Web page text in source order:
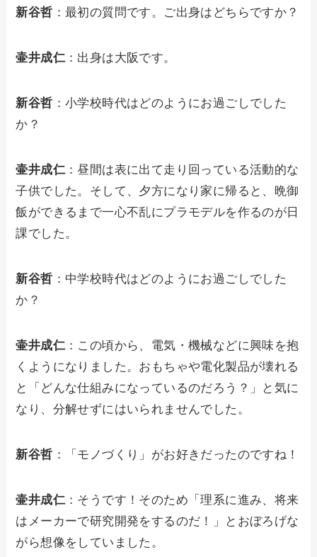
新谷哲 ：最初の質問です。ご出身はどちらですか？
壷井成仁：出身は大阪です。
新谷哲 ：小学校時代はどのようにお過ごしでした
か？
壷井成仁：昼間は表に出て走り回っている活動的な
子供でした。そして、夕方になり家に帰ると、晩御
飯ができるまで一心不乱にプラモデルを作るのが日
課でした。
新谷哲 ：中学校時代はどのようにお過ごしでした
か？
壷井成仁：この頃から、電気・機械などに興味を抱
くようになりました。おもちゃや電化製品が壊れる
と「どんな仕組みになっているのだろう？」と気に
なり、分解せずにはいられませんでした。
新谷哲 ：「モノづくり」がお好きだったのですね！
壷井成仁：そうです！そのため「理系に進み、将来
はメーカーで研究開発をするのだ！」とおぼろげな
がら想像をしていました。